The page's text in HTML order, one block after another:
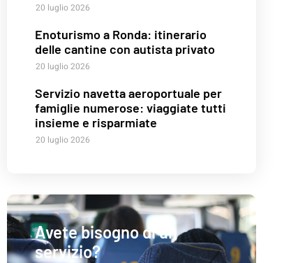
20 luglio 2026
Enoturismo a Ronda: itinerario
delle cantine con autista privato
20 luglio 2026
Servizio navetta aeroportuale per
famiglie numerose: viaggiate tutti
insieme e risparmiate
20 luglio 2026
Avete bisogno di un
servizio?